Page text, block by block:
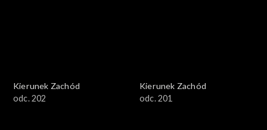
Kierunek Zachód
odc. 202
Kierunek Zachód
odc. 201